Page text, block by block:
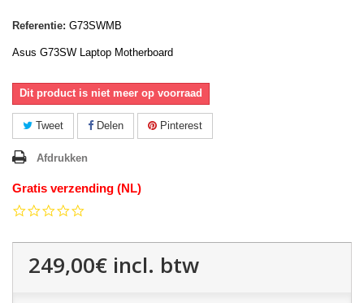
Referentie: G73SWMB
Asus G73SW Laptop Motherboard
Dit product is niet meer op voorraad
Tweet Delen Pinterest
Afdrukken
Gratis verzending (NL)
249,00€ incl. btw